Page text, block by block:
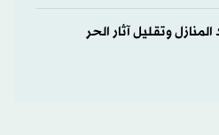
وتقليل آثار الحر